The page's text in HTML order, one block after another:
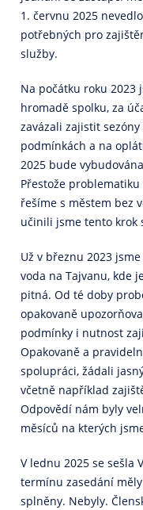
1. červnu 2025
potřebných pro
služby.
Na počátku roku 2023
hromadě spolku, za
zavázali zajistit
podmínkách a na
2025 bude
Přestože
řešíme s městem bez
učinili jsme tento krok
Už v březnu 2023
voda na Tajvanu, kde
pitná. Od té doby
opakovaně
podmínky i nutnost
Opakovaně a
spolupráci, žádali
včetně například
Odpovědí nám byly
měsíců na kterých
V lednu 2025 se sešla
termínu zasedání
splněny. Nebyly.